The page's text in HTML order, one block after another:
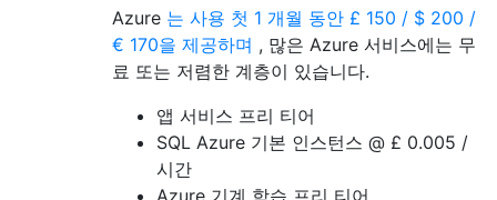
Azure 는 사용 첫 1 개월 동안 £ 150 / $ 200 /
€ 170을 제공하며 , 많은 Azure 서비스에는 무
료 또는 저렴한 계층이 있습니다.
앱 서비스 프리 티어
SQL Azure 기본 인스턴스 @ £ 0.005 /
시간